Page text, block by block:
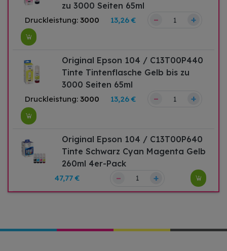
zu 3000 Seiten 65ml
Druckleistung: 3000 13,26 € – +
Original Epson 104 / C13T00P440
Tinte Tintenflasche Gelb bis zu
3000 Seiten 65ml
Druckleistung: 3000 13,26 € – +
Original Epson 104 / C13T00P640
Tinte Schwarz Cyan Magenta Gelb
260ml 4er-Pack
47,77 € – +